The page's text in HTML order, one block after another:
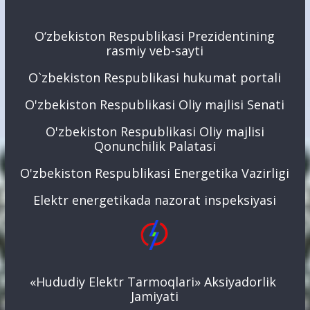
O‘zbekiston Respublikasi Prezidentining
rasmiy veb-sayti
O`zbekiston Respublikasi hukumat portali
O'zbekiston Respublikasi Oliy majlisi Senati
O'zbekiston Respublikasi Oliy majlisi
Qonunchilik Palatasi
O'zbekiston Respublikasi Energetika Vazirligi
Elektr energetikada nazorat inspeksiyasi
«Hududiy Elektr Tarmoqlari» Aksiyadorlik
Jamiyati